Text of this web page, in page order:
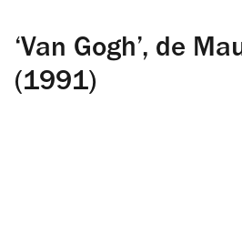
‘Van Gogh’, de
(1991)